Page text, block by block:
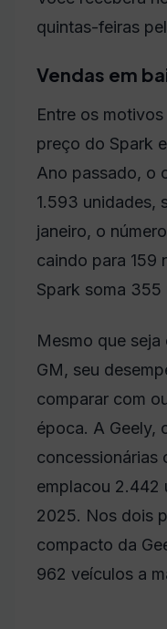
quintas-feiras
Vendas em
Entre os
preço do Spark
Ano passado, o
1.593 unidades,
janeiro, o
caindo para 159
Spark soma 355
Mesmo que
GM, seu
comparar com
época. A Geely,
concessionárias
emplacou 2.442
2025. Nos dois
compacto da
962 veículos a